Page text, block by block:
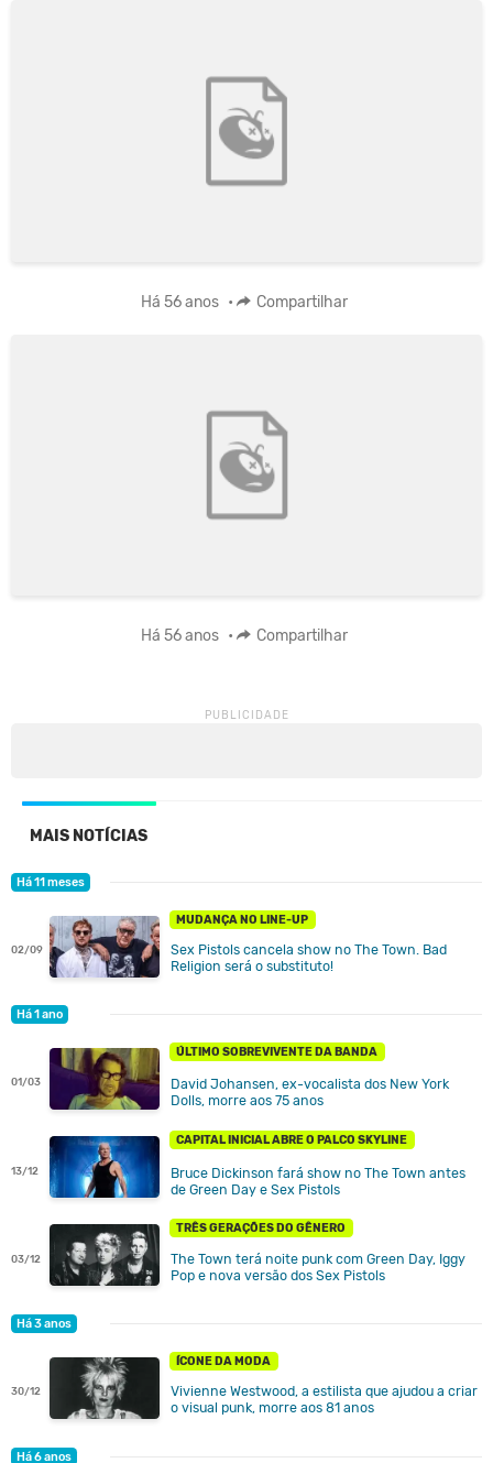
Há 56 anos • Compartilhar
Há 56 anos • Compartilhar
MAIS NOTÍCIAS
Há 11 meses
02/09
MUDANÇA NO LINE-UP
Sex Pistols cancela show no The Town. Bad
Religion será o substituto!
Há 1 ano
01/03
ÚLTIMO SOBREVIVENTE DA BANDA
David Johansen, ex-vocalista dos New York
Dolls, morre aos 75 anos
13/12
CAPITAL INICIAL ABRE O PALCO SKYLINE
Bruce Dickinson fará show no The Town antes
de Green Day e Sex Pistols
03/12
TRÊS GERAÇÕES DO GÊNERO
The Town terá noite punk com Green Day, Iggy
Pop e nova versão dos Sex Pistols
Há 3 anos
30/12
ÍCONE DA MODA
Vivienne Westwood, a estilista que ajudou a criar
o visual punk, morre aos 81 anos
Há 6 anos